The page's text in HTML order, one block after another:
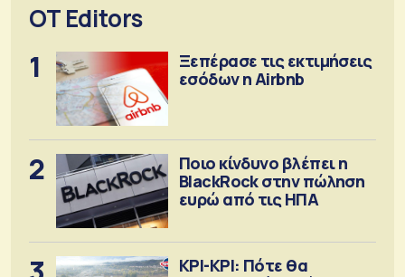
OT Editors
1
Ξεπέρασε τις εκτιμήσεις
εσόδων η Airbnb
2
Ποιο κίνδυνο βλέπει η
BlackRock στην πώληση
ευρώ από τις ΗΠΑ
ΚΡΙ-ΚΡΙ: Πότε θα